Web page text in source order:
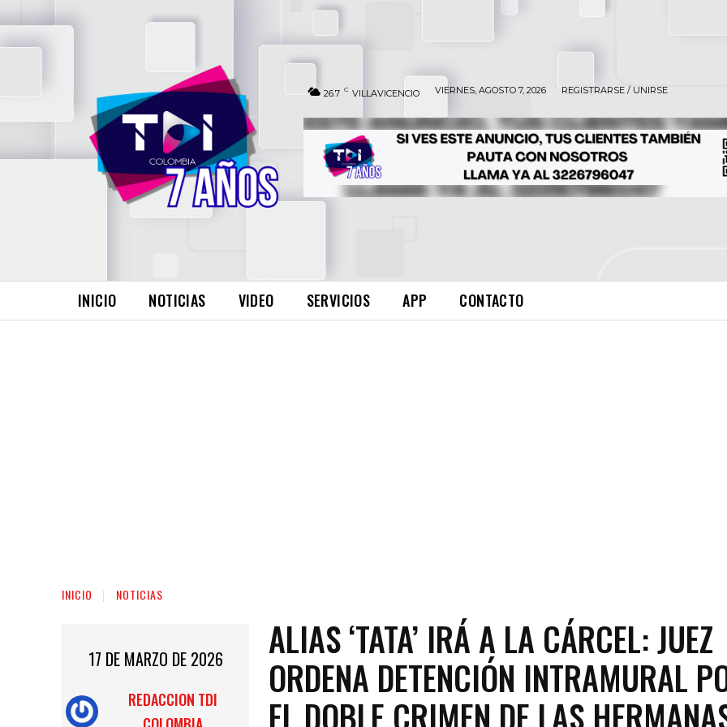
26.7 C VILLAVICENCIO VIERNES, AGOSTO 7, 2026 REGISTRARSE / UNIRSE
INICIO NOTICIAS VIDEO SERVICIOS APP CONTACTO
INICIO NOTICIAS
17 DE MARZO DE 2026
REDACCION TDI
ALIAS ‘TATA’ IRÁ A LA CÁRCEL: JUEZ
ORDENA DETENCIÓN INTRAMURAL
EL DOBLE CRIMEN DE LAS